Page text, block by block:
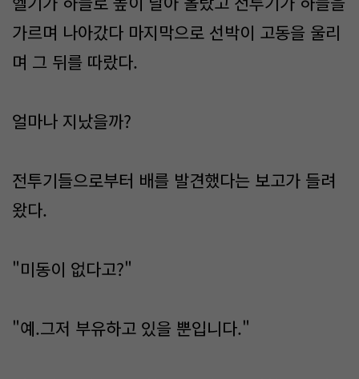
가르며 나아갔다 마지막으로 선박이 고동을 울리
며 그 뒤를 따랐다.
얼마나 지났을까?
전투기들으로부터 배를 발견했다는 보고가 들려
왔다.
"미동이 없다고?"
"예.그저 부유하고 있을 뿐입니다."